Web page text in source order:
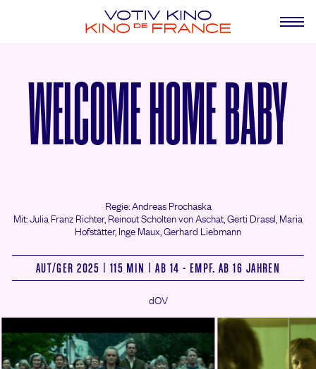
WELCOME HOME BABY
Regie: Andreas Prochaska
Mit: Julia Franz Richter, Reinout Scholten von Aschat, Gerti Drassl, Maria
Hofstätter, Inge Maux, Gerhard Liebmann
AUT/GER 2025 | 115 MIN | AB 14 - EMPF. AB 16 JAHREN
dOV